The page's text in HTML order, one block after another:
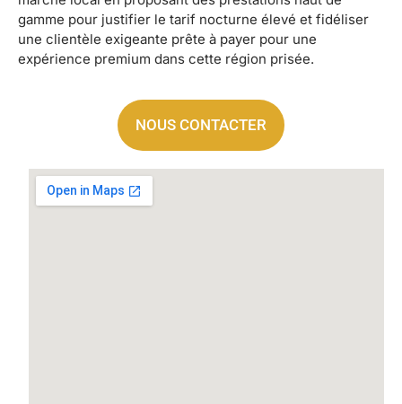
gamme pour justifier le tarif nocturne élevé et fidéliser
une clientèle exigeante prête à payer pour une
expérience premium dans cette région prisée.
NOUS CONTACTER